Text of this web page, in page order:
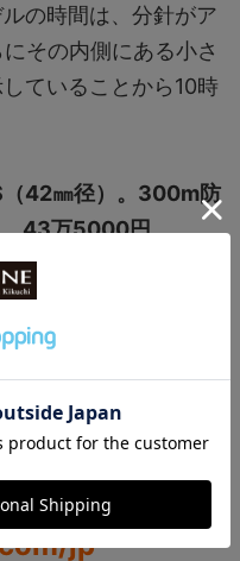
の時間は、分針がア
その内側にある小さ
ていることから10時
42㎜径）。300m防
。43万5000円
がら、ラグが短いた
にちゃんと納まるた
ズ（TEL.03-
jp